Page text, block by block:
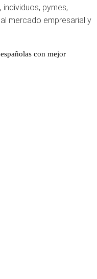
pymes,
mercado empresarial y
con mejor